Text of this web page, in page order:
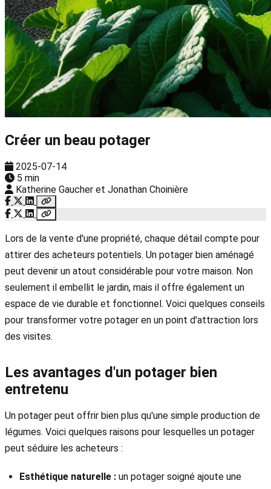
Créer un beau potager
2025-07-14
5 min
Katherine Gaucher et Jonathan Choinière
Lors de la vente d'une propriété, chaque détail compte pour
attirer des acheteurs potentiels. Un potager bien aménagé
peut devenir un atout considérable pour votre maison. Non
seulement il embellit le jardin, mais il offre également un
espace de vie durable et fonctionnel. Voici quelques conseils
pour transformer votre potager en un point d'attraction lors
des visites.
Les avantages d'un potager bien
entretenu
Un potager peut offrir bien plus qu'une simple production de
légumes. Voici quelques raisons pour lesquelles un potager
peut séduire les acheteurs :
Esthétique naturelle : un potager soigné ajoute une